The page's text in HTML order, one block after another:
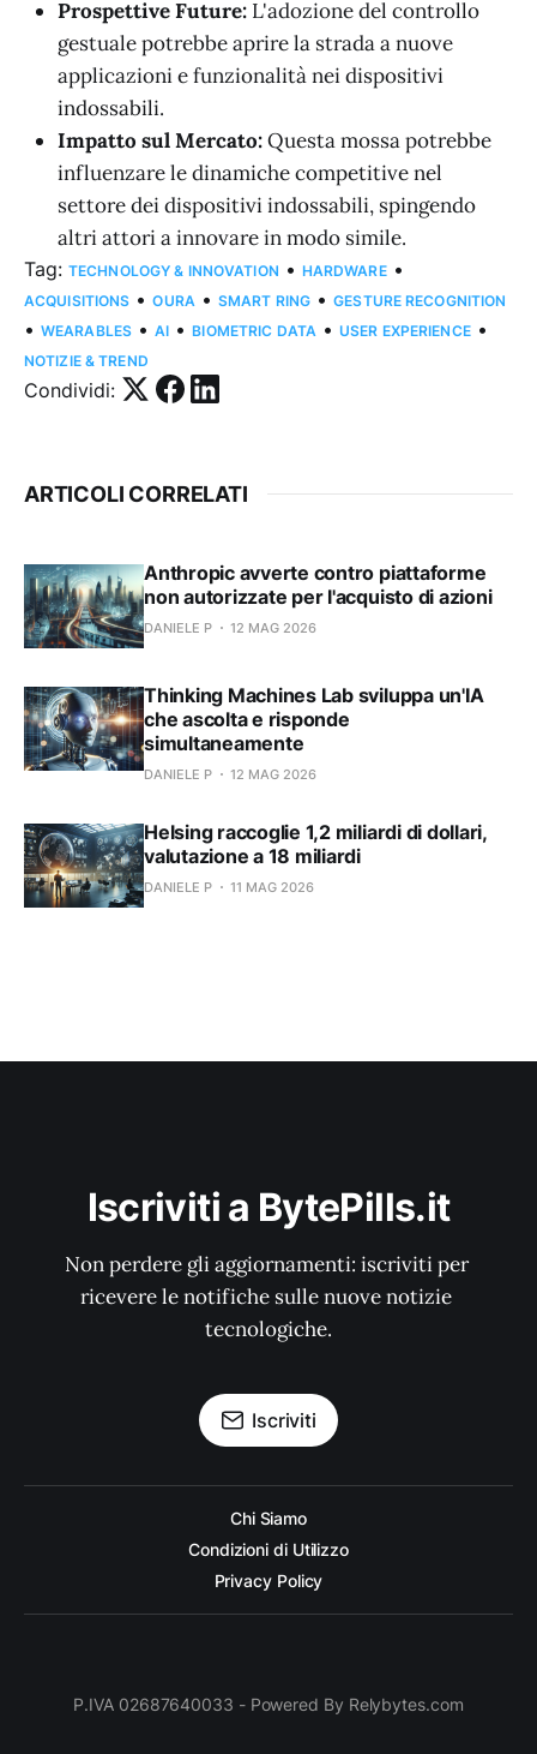
Prospettive Future: L'adozione del controllo
gestuale potrebbe aprire la strada a nuove
applicazioni e funzionalità nei dispositivi
indossabili.
Impatto sul Mercato:Questa mossa potrebbe
influenzare le dinamiche competitive nel
settore dei dispositivi indossabili, spingendo
altri attori a innovare in modo simile.
Tag: TECHNOLOGY & INNOVATION • HARDWARE •
ACQUISITIONS • OURA • SMART RING • GESTURE RECOGNITION
• WEARABLES • AI • BIOMETRIC DATA • USER EXPERIENCE •
NOTIZIE & TREND
Condividi:
ARTICOLI CORRELATI
Anthropic avverte contro piattaforme
non autorizzate per l'acquisto di azioni
DANIELE P 12 MAG 2026
Thinking Machines Lab sviluppa un'IA
che ascolta e risponde
simultaneamente
DANIELE P 12 MAG 2026
Helsing raccoglie 1,2 miliardi di dollari,
valutazione a 18 miliardi
DANIELE P 11 MAG 2026
Iscriviti a BytePills.it
Non perdere gli aggiornamenti: iscriviti per
ricevere le notifiche sulle nuove notizie
tecnologiche.
Iscriviti
Chi Siamo
Condizioni di Utilizzo
Privacy Policy
P.IVA 02687640033 - Powered By Relybytes.com